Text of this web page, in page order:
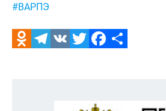
#ВАРПЭ